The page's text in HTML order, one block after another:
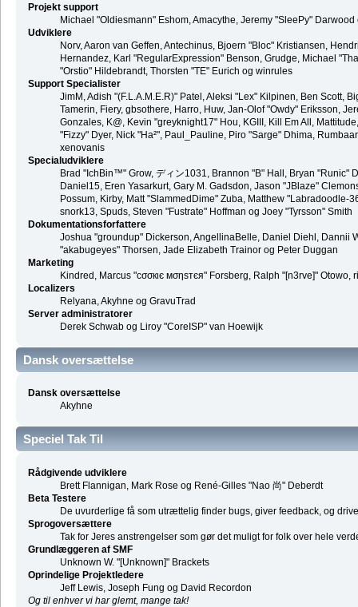
Projekt support
Michael "Oldiesmann" Eshom, Amacythe, Jeremy "SleePy"
Udviklere
Norv, Aaron van Geffen, Antechinus, Bjoern "Bloc" Kristiansen,
Hernandez, Karl "RegularExpression" Benson, Grudge, Michael
"Orstio" Hildebrandt, Thorsten "TE" Eurich og winrules
Support Specialister
JimM, Adish "(F.L.A.M.E.R)" Patel, Aleksi "Lex" Kilpinen, Ben Scott,
Tamerin, Fiery, gbsothere, Harro, Huw, Jan-Olof "Owdy" Eriksson,
Gonzales, K@, Kevin "greyknight17" Hou, KGIII, Kill Em All,
"Fizzy" Dyer, Nick "Ha²", Paul_Pauline, Piro "Sarge" Dhima,
xenovanis
Specialudviklere
Brad "IchBin™" Grow, ディン1031, Brannon "B" Hall, Bryan "Runic"
Daniel15, Eren Yasarkurt, Gary M. Gadsdon, Jason "JBlaze"
Possum, Kirby, Matt "SlammedDime" Zuba, Matthew "Labradoodle-
snork13, Spuds, Steven "Fustrate" Hoffman og Joey "Tyrsson" Smith
Dokumentationsforfattere
Joshua "groundup" Dickerson, AngellinaBelle, Daniel Diehl, Dannii
"akabugeyes" Thorsen, Jade Elizabeth Trainor og Peter Duggan
Marketing
Kindred, Marcus "cσσкιє мσηѕтєя" Forsberg, Ralph "[n3rve]" Otowo,
Localizers
Relyana, Akyhne og GravuTrad
Server administratorer
Derek Schwab og Liroy "CoreISP" van Hoewijk
Dansk oversættelse
Dansk oversættelse
Akyhne
Speciel Tak Til
Rådgivende udviklere
Brett Flannigan, Mark Rose og René-Gilles "Nao 尚" Deberdt
Beta Testere
De uvurderlige få som utrættelig finder bugs, giver feedback, og
Sprogoversættere
Tak for Jeres anstrengelser som gør det muligt for folk over hele
Grundlæggeren af SMF
Unknown W. "[Unknown]" Brackets
Oprindelige Projektledere
Jeff Lewis, Joseph Fung og David Recordon
Og til enhver vi har glemt, mange tak!